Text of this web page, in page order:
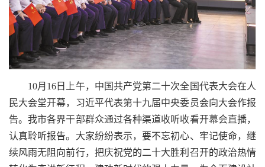
10月16日上午，中国共产党第二十次全国代表大会在人
民大会堂开幕，习近平代表第十九届中央委员会向大会作报
告。我市各界干部群众通过各种渠道收听收看开幕会直播，
认真聆听报告。大家纷纷表示，要不忘初心、牢记使命，继
续风雨无阻向前行，把庆祝党的二十大胜利召开的政治热情